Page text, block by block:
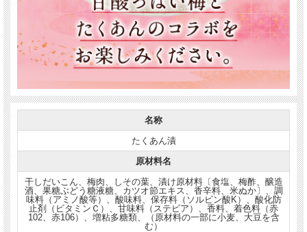
名称
たくあん漬
原材料名
干しだいこん、梅肉、しその葉、漬け原材料〔食塩、梅酢、醸造
酒、果糖ぶどう糖液糖、カツオ節エキス、香辛料、米ぬか〕、調
味料（アミノ酸等）、酸味料、保存料（ソルビン酸K）、酸化防
止剤（ビタミンＣ）、甘味料（ステビア）、香料、着色料（赤
102、赤106）、増粘多糖類、（原材料の一部に小麦、大豆を含
む）